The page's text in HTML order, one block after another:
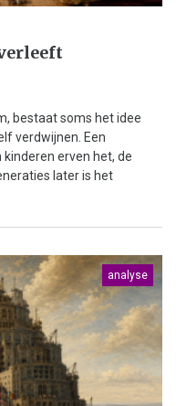
bestaat soms het idee
verdwijnen. Een
erven het, de
later is het
analyse